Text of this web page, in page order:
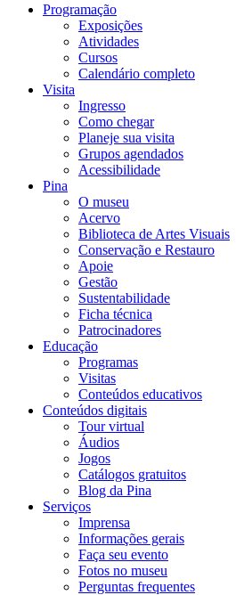
Programação
Exposições
Atividades
Cursos
Calendário completo
Visita
Ingresso
Como chegar
Planeje sua visita
Grupos agendados
Acessibilidade
Pina
O museu
Acervo
Biblioteca de Artes Visuais
Conservação e Restauro
Apoie
Gestão
Sustentabilidade
Ficha técnica
Patrocinadores
Educação
Programas
Visitas
Conteúdos educativos​
Conteúdos digitais
Tour virtual
Áudios
Jogos
Catálogos gratuitos
Blog da Pina
Serviços
Imprensa
Informações gerais
Faça seu evento
Fotos no museu
Perguntas frequentes